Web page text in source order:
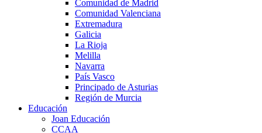
Comunidad de Madrid
Comunidad Valenciana
Extremadura
Galicia
La Rioja
Melilla
Navarra
País Vasco
Principado de Asturias
Región de Murcia
Educación
Joan Educación
CCAA